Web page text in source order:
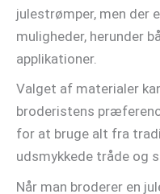
julestrømper, men der
muligheder, herunder
applikationer.
Valget af materialer
broderistens
for at bruge alt fra
udsmykkede tråde og
Når man broderer en